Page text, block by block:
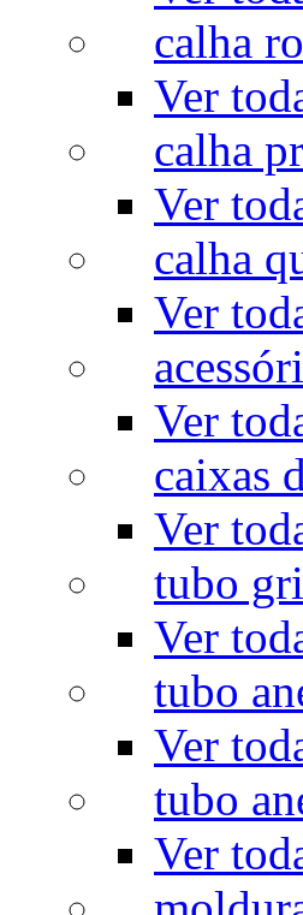
calha
Ver
calha
Ver
calha
Ver
Ver
caixas
Ver
tubo
Ver
tubo
Ver
tubo
Ver